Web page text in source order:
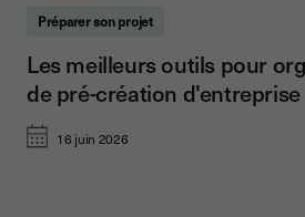
Préparer son projet
16 juin 2026
Les meilleurs outils pour
de pré-création d'entreprise